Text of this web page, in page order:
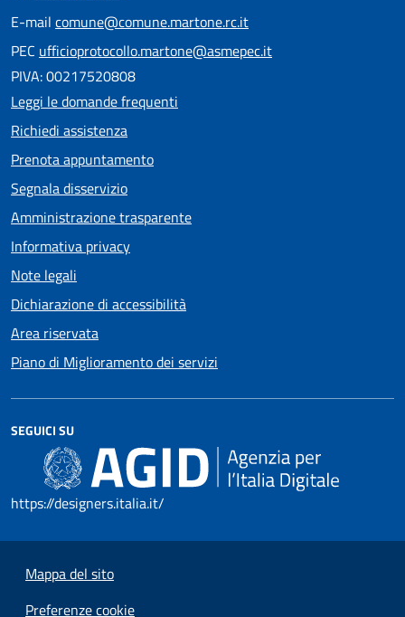
E-mail comune@comune.martone.rc.it
PEC ufficioprotocollo.martone@asmepec.it
PIVA: 00217520808
Leggi le domande frequenti
Richiedi assistenza
Prenota appuntamento
Segnala disservizio
Amministrazione trasparente
Informativa privacy
Note legali
Dichiarazione di accessibilità
Area riservata
Piano di Miglioramento dei servizi
SEGUICI SU
https://designers.italia.it/
Mappa del sito
Preferenze cookie